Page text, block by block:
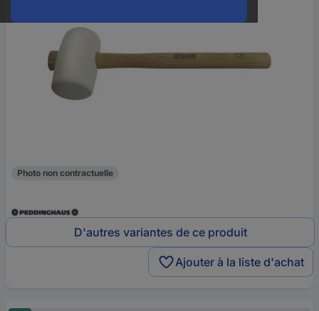
Photo non contractuelle
D'autres variantes de ce produit
Ajouter à la liste d'achat